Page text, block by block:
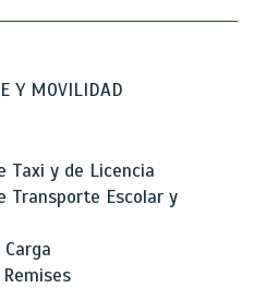
Y MOVILIDAD
Taxi y de Licencia
Transporte Escolar y